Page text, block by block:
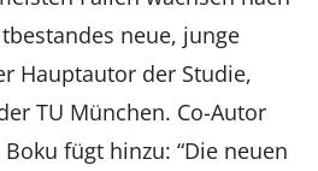
neue, junge
Hauptautor der Studie,
TU München. Co-Autor
fügt hinzu: “Die neuen